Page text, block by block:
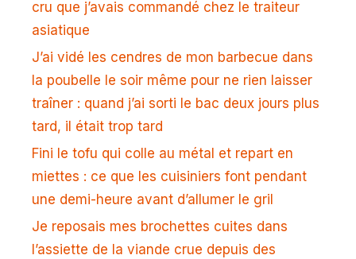
cru que j’avais commandé chez le traiteur
asiatique
J’ai vidé les cendres de mon barbecue dans
la poubelle le soir même pour ne rien laisser
traîner : quand j’ai sorti le bac deux jours plus
tard, il était trop tard
Fini le tofu qui colle au métal et repart en
miettes : ce que les cuisiniers font pendant
une demi-heure avant d’allumer le gril
Je reposais mes brochettes cuites dans
l’assiette de la viande crue depuis des